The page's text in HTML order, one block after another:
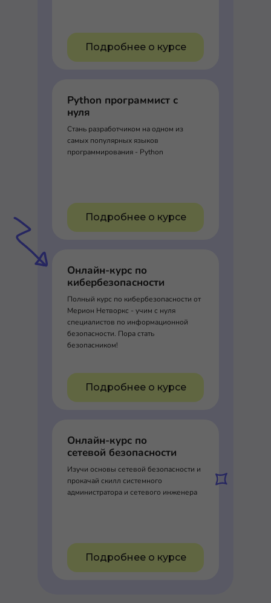
Подробнее о курсе
Python программист с
нуля
Стань разработчиком на одном из
самых популярных языков
программирования - Python
Подробнее о курсе
Онлайн-курс по
кибербезопасности
Полный курс по кибербезопасности от
Мерион Нетворкс - учим с нуля
специалистов по информационной
безопасности. Пора стать
безопасником!
Подробнее о курсе
Онлайн-курс по
сетевой безопасности
Изучи основы сетевой безопасности и
прокачай скилл системного
администратора и сетевого инженера
Подробнее о курсе